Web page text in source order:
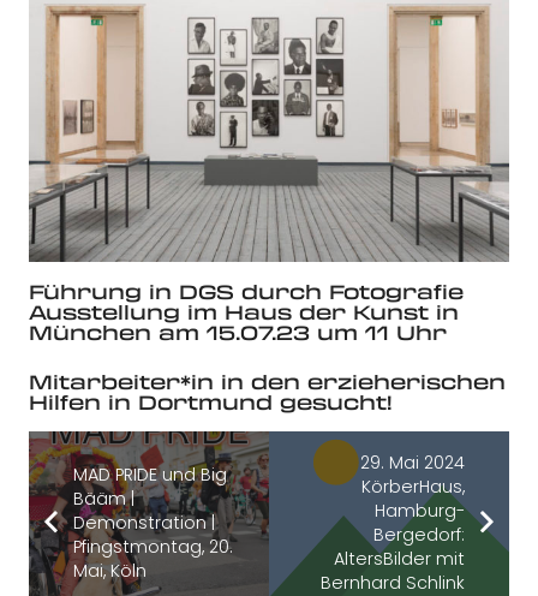
Führung in DGS durch Fotografie
Ausstellung im Haus der Kunst in
München am 15.07.23 um 11 Uhr
Mitarbeiter*in in den erzieherischen
Hilfen in Dortmund gesucht!
MAD PRIDE und Big
Bääm |
Demonstration |
Pfingstmontag, 20.
Mai, Köln
29. Mai 2024
KörberHaus,
Hamburg-
Bergedorf:
AltersBilder mit
Bernhard Schlink